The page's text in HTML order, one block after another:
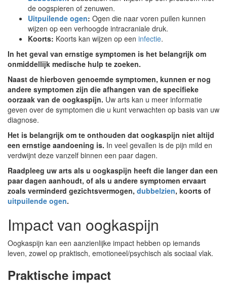
de oogspieren of zenuwen.
Uitpuilende ogen: Ogen die naar voren puilen kunnen
wijzen op een verhoogde intracraniale druk.
Koorts: Koorts kan wijzen op een infectie.
In het geval van ernstige symptomen is het belangrijk om
onmiddellijk medische hulp te zoeken.
Naast de hierboven genoemde symptomen, kunnen er nog
andere symptomen zijn die afhangen van de specifieke
oorzaak van de oogkaspijn. Uw arts kan u meer informatie
geven over de symptomen die u kunt verwachten op basis van uw
diagnose.
Het is belangrijk om te onthouden dat oogkaspijn niet altijd
een ernstige aandoening is. In veel gevallen is de pijn mild en
verdwijnt deze vanzelf binnen een paar dagen.
Raadpleeg uw arts als u oogkaspijn heeft die langer dan een
paar dagen aanhoudt, of als u andere symptomen ervaart
zoals verminderd gezichtsvermogen, dubbelzien, koorts of
uitpuilende ogen.
Impact van oogkaspijn
Oogkaspijn kan een aanzienlijke impact hebben op iemands
leven, zowel op praktisch, emotioneel/psychisch als sociaal vlak.
Praktische impact